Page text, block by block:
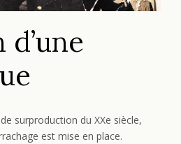
surproduction du XXe siècle,
est mise en place.